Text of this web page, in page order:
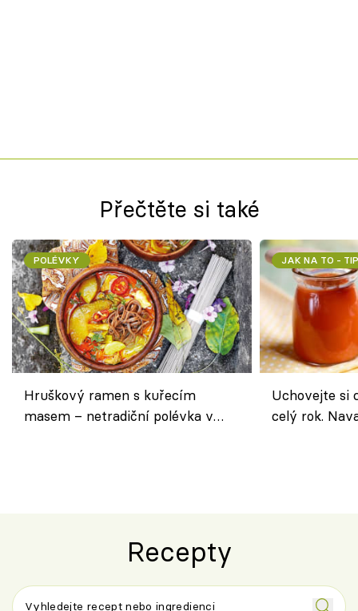
Přečtěte si také
POLÉVKY
Hruškový ramen s kuřecím
masem – netradiční polévka v
JAK NA TO -
Uchovejte si
celý rok.
Recepty